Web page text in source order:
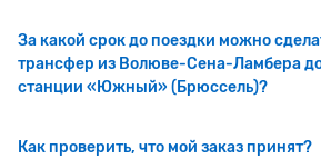
За какой срок до поездки можно
трансфер из Волюве-Сена-Ламбера
станции «Южный» (Брюссель)?
Как проверить, что мой заказ принят?